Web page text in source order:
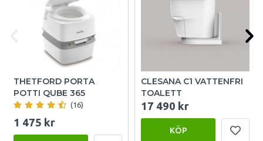
THETFORD PORTA
POTTI QUBE 365
(16)
1 475 kr
CLESANA C1 VATTENFRI
TOALETT
17 490 kr
KÖP